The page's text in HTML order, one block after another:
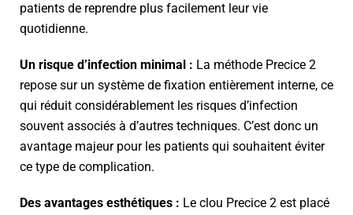
patients de reprendre plus facilement leur vie
quotidienne.
Un risque d’infection minimal : La méthode Precice 2
repose sur un système de fixation entièrement interne, ce
qui réduit considérablement les risques d’infection
souvent associés à d’autres techniques. C’est donc un
avantage majeur pour les patients qui souhaitent éviter
ce type de complication.
Des avantages esthétiques : Le clou Precice 2 est placé